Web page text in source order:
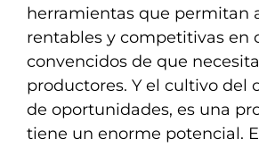
herramientas que permitan
rentables y competitivas en
convencidos de que
productores. Y el cultivo del
de oportunidades, es una
tiene un enorme potencial.